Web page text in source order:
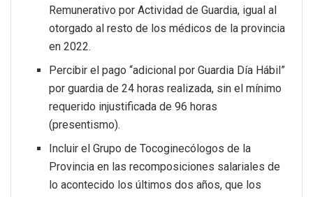
Remunerativo por Actividad de Guardia, igual al
otorgado al resto de los médicos de la provincia
en 2022.
Percibir el pago “adicional por Guardia Día Hábil”
por guardia de 24 horas realizada, sin el mínimo
requerido injustificada de 96 horas
(presentismo).
Incluir el Grupo de Tocoginecólogos de la
Provincia en las recomposiciones salariales de
lo acontecido los últimos dos años, que los